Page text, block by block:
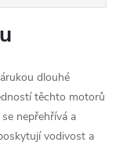
dlouhé
těchto motorů
nepřehřívá a
vodivost a